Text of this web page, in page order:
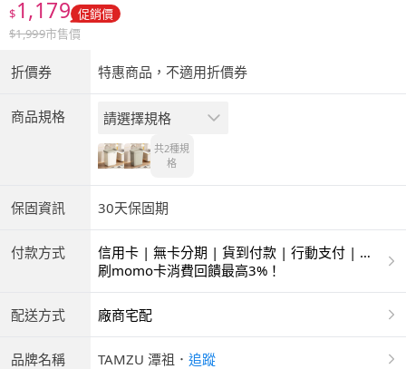
$1,179 促銷價
$1,999市售價
折價券 特惠商品，不適用折價券
商品規格 請選擇規格
共2種規
格
保固資訊 30天保固期
付款方式
信用卡 | 無卡分期 | 貨到付款 | 行動支付 | 超
商付款 | ATM | 銀聯卡
刷momo卡消費回饋最高3%！
配送方式 廠商宅配
品牌名稱 TAMZU 潭祖 ． 追蹤